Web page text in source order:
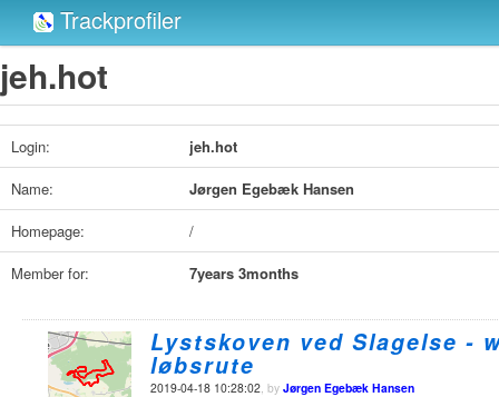
Trackprofiler
jeh.hot
Login:
jeh.hot
Name:
Jørgen Egebæk Hansen
Homepage:
/
Member for:
7years 3months
Lystskoven ved Slagelse -
løbsrute
2019-04-18 10:28:02, by Jørgen Egebæk Hansen